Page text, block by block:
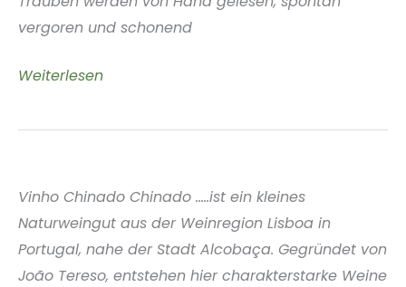
vergoren und schonend
Weingut
Birtok
Weiterlesen
Vinho Chinado Chinado .....ist ein kleines
Naturweingut aus der Weinregion Lisboa in
Portugal, nahe der Stadt Alcobaça. Gegründet von
João Tereso, entstehen hier charakterstarke Weine